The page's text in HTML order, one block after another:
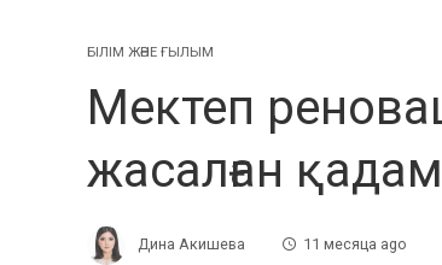
БІЛІМ ЖӘНЕ ҒЫЛЫМ
Мектеп
жасалған қадам
Дина Акишева 11 месяца ago